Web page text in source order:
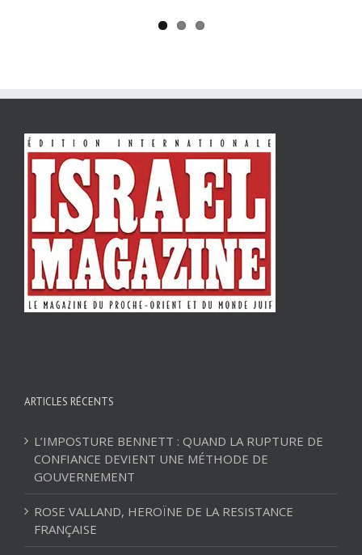
ARTICLES RÉCENTS
L’IMPOSTURE BENNETT : QUAND LA RUPTURE DE
CONFIANCE DEVIENT UNE MÉTHODE DE
GOUVERNEMENT
ROSE VALLAND, HEROÏNE DE LA RESISTANCE
FRANÇAISE